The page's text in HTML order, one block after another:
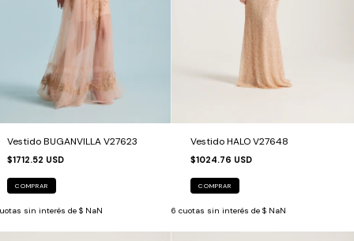
Vestido BUGANVILLA V27623
$1712.52 USD
COMPRAR
sin interés de $ NaN
Vestido HALO V27648
$1024.76 USD
COMPRAR
6 cuotas sin interés de $ NaN